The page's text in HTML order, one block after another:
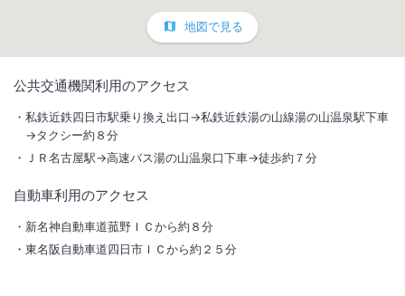
「安心・安全の非日常をお届けしたい」という想いから現在、3密の状
念日の宿」
INチェックイン
15:00/ OUT チェックアウト
10:00
地図で見る
公共交通機関利用のアクセス
私鉄近鉄四日市駅乗り換え出口→私鉄近鉄湯の山線湯の山温泉駅下車
→タクシー約８分
ＪＲ名古屋駅→高速バス湯の山温泉口下車→徒歩約７分
自動車利用のアクセス
新名神自動車道菰野ＩＣから約８分
東名阪自動車道四日市ＩＣから約２５分